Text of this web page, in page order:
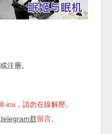
注册。
，請勿在線解壓。
telegram群留言。